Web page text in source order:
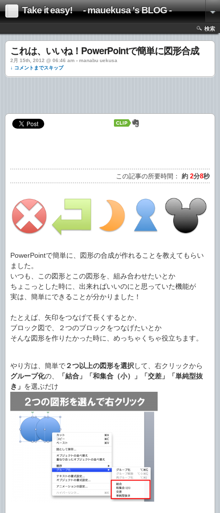
Take it easy! - mauekusa 's BLOG -
検索
これは、いいね！PowerPointで簡単に図形合成
2月 15th, 2012 @ 06:46 am › manabu uekusa
↓ コメントまでスキップ
この記事の所要時間： 約 2分8秒
PowerPointで簡単に、図形の合成が作れることを教えてもらい
ました。
いつも、この図形とこの図形を、組み合わせたいとか
ちょこっとした時に、出来ればいいのにと思っていた機能が
実は、簡単にできることが分かりました！
たとえば、矢印をつなげて長くするとか、
ブロック図で、２つのブロックをつなげたいとか
そんな図形を作りたかった時に、めっちゃくちゃ役立ちます。
やり方は、簡単で２つ以上の図形を選択 して、右クリックから
グループ化の、
「結合」「和集合（小）」「交差」「単純型抜
き」 を選ぶだけ